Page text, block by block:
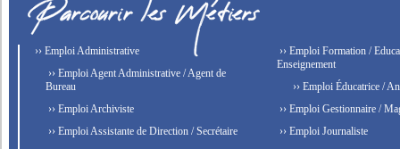
›› Emploi Administrative
›› Emploi Agent Administrative / Agent de
Bureau
›› Emploi Archiviste
›› Emploi Assistante de Direction / Secrétaire
›› Emploi Formation /
Enseignement
›› Emploi Éducatrice /
›› Emploi Gestionnaire /
›› Emploi Journaliste